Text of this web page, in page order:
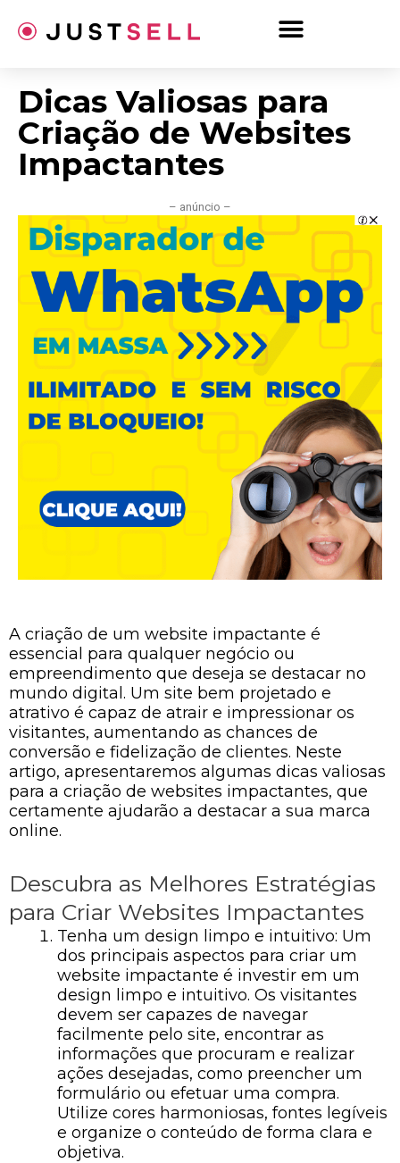
para
Dicas Valiosas para
Criação de Websites
Impactantes
– anúncio –
A criação de um website impactante é
essencial para qualquer negócio ou
empreendimento que deseja se destacar no
mundo digital. Um site bem projetado e
atrativo é capaz de atrair e impressionar os
visitantes, aumentando as chances de
conversão e fidelização de clientes. Neste
artigo, apresentaremos algumas dicas valiosas
para a criação de websites impactantes, que
certamente ajudarão a destacar a sua marca
online.
Descubra as Melhores Estratégias
para Criar Websites Impactantes
Tenha um design limpo e intuitivo: Um
dos principais aspectos para criar um
website impactante é investir em um
design limpo e intuitivo. Os visitantes
devem ser capazes de navegar
facilmente pelo site, encontrar as
informações que procuram e realizar
ações desejadas, como preencher um
formulário ou efetuar uma compra.
Utilize cores harmoniosas, fontes legíveis
e organize o conteúdo de forma clara e
objetiva.